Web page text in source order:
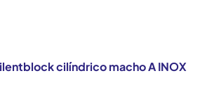
cilíndrico macho A INOX